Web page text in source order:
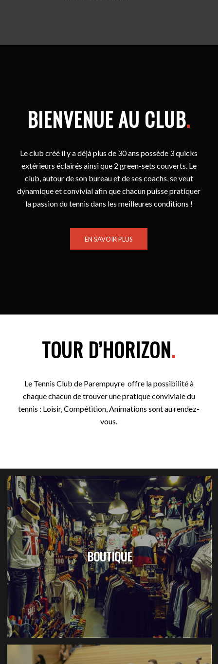
BIENVENUE AU CLUB.
Le club créé il y a déjà plus de 30 ans possède 3 quicks
extérieurs éclairés ainsi que 2 green-sets couverts. Le
club, autour de son bureau et de ses coachs, se veut
dynamique et convivial afin que chacun puisse pratiquer
la passion du tennis dans les meilleures conditions !
EN SAVOIR PLUS
TOUR D’HORIZON.
Le Tennis Club de Parempuyre offre la possibilité à
chaque chacun de trouver une pratique conviviale du
tennis : Loisir, Compétition, Animations sont au rendez-
vous.
BOUTIQUE